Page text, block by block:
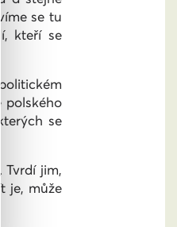
se tu
kteří se
polského
se
Tvrdí jim,
je, může